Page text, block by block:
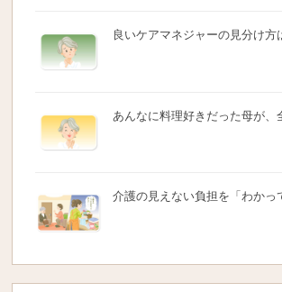
良いケアマネジャーの見分け方
あんなに料理好きだった母が
介護の見えない負担を「わか